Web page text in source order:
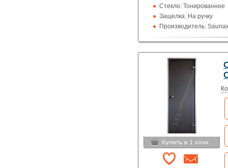
Стекло: Тонированное
Защелка: На ручку
Производитель:
Высота: 190 см, 200